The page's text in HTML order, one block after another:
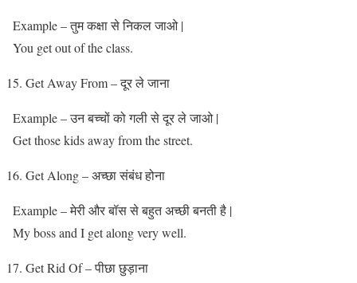
Example – तुम कक्षा से निकल जाओ |
You get out of the class.
Get Away From – दूर ले जाना
Example – उन‌ बच्चों को गली से दूर ले जाओ |
Get those kids away from the street.
Get Along – अच्छा संबंध होना
Example – मेरी और बॉस से बहुत अच्छी बनती है |
My boss and I get along very well.
Get Rid Of – पीछा छुड़ाना